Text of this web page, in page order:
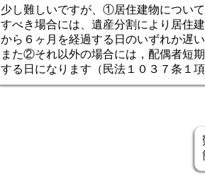
少し難しいですが、①居住建物につい
すべき場合には、遺産分割により居住
から６ヶ月を経過する日のいずれか遅い
また②それ以外の場合には，配偶者短
する日になります（民法１０３７条１項